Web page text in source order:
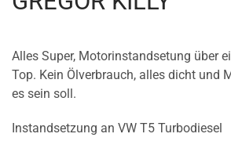
Alles Super, Motorinstandsetung über
Top. Kein Ölverbrauch, alles dicht und
es sein soll.
Instandsetzung an VW T5 Turbodiesel